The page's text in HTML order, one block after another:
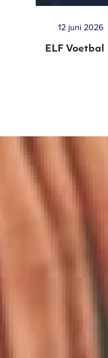
12 juni 2026
ELF Voetbal